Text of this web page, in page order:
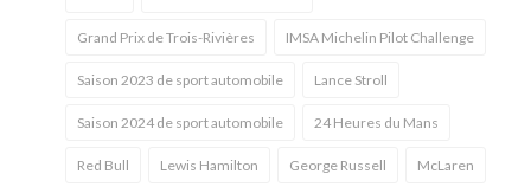
Grand Prix de Trois-Rivières IMSA Michelin Pilot Challenge
Saison 2023 de sport automobile Lance Stroll
Saison 2024 de sport automobile 24 Heures du Mans
Red Bull Lewis Hamilton George Russell McLaren